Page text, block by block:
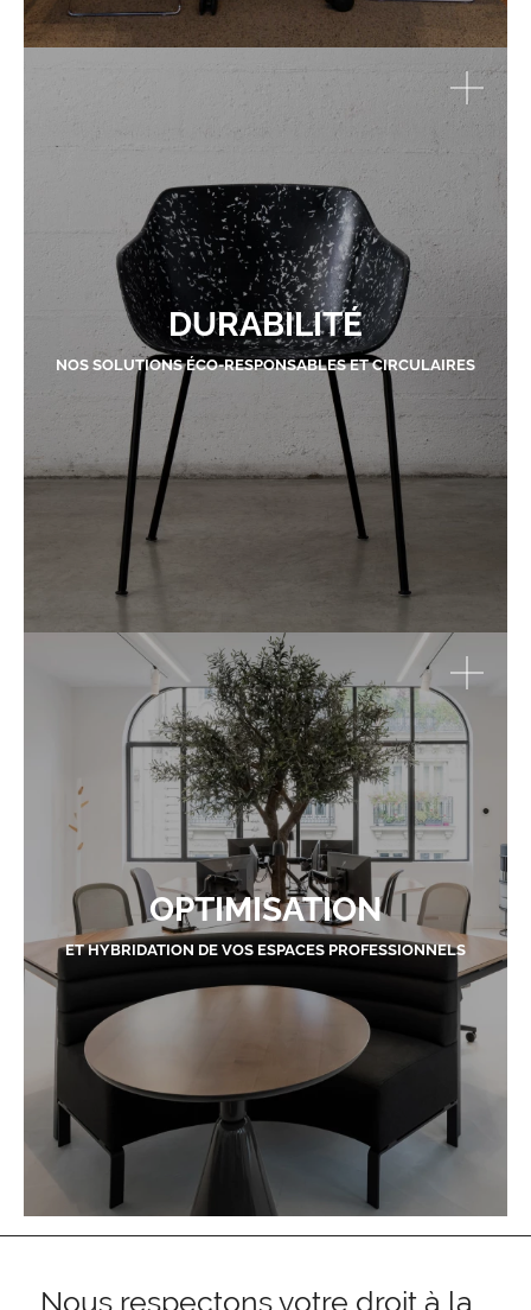
DURABILITÉ
NOS SOLUTIONS ÉCO-RESPONSABLES ET CIRCULAIRES
OPTIMISATION
ET HYBRIDATION DE VOS ESPACES PROFESSIONNELS
Nous respectons votre droit à la